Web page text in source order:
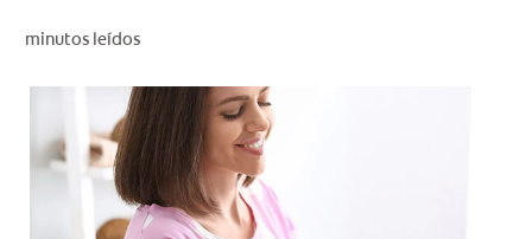
minutos leídos